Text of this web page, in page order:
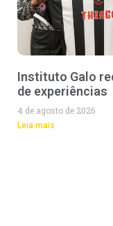
Instituto Galo
de experiências
4 de agosto de 2026
Leia mais